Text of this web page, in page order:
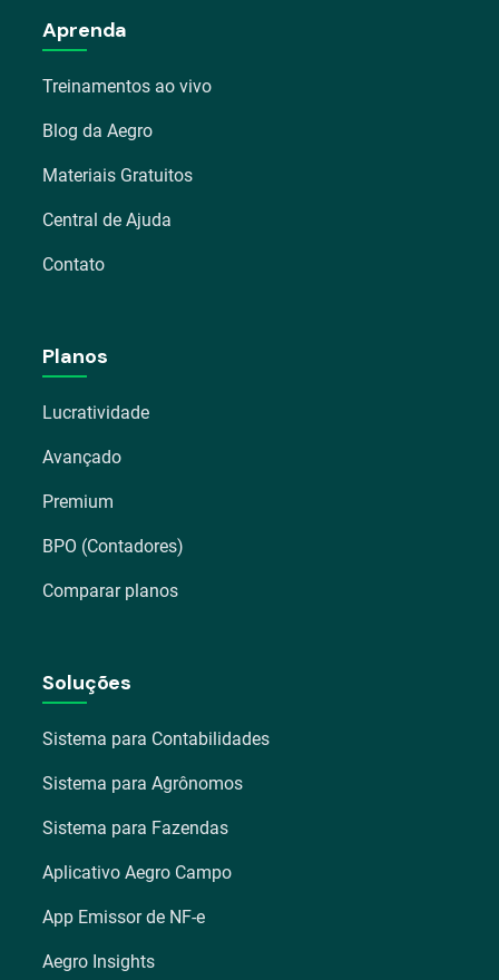
Aprenda
Treinamentos ao vivo
Blog da Aegro
Materiais Gratuitos
Central de Ajuda
Contato
Planos
Lucratividade
Avançado
Premium
BPO (Contadores)
Comparar planos
Soluções
Sistema para Contabilidades
Sistema para Agrônomos
Sistema para Fazendas
Aplicativo Aegro Campo
App Emissor de NF-e
Aegro Insights